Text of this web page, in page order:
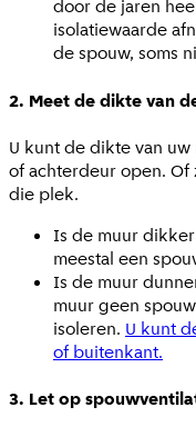
door de jaren
isolatiewaarde
de spouw, soms
2. Meet de dikte van
U kunt de dikte van
of achterdeur open. Of
die plek.
Is de muur
meestal een
Is de muur
muur geen
isoleren. U kunt
of buitenkant.
3. Let op